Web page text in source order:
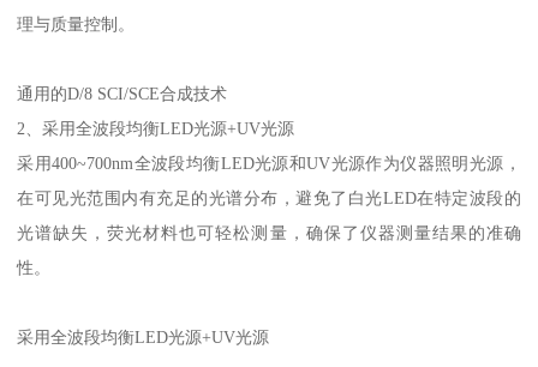
理与质量控制。
通用的D/8 SCI/SCE合成技术
2 、采用全波段均衡LED光源+UV光源
采用400~700nm全波段均衡LED光源和UV光源作为仪器照明光源，
在可见光范围内有充足的光谱分布，避免了白光LED在特定波段的
光谱缺失，荧光材料也可轻松测量， 确保 了仪器测量结果的准确
性。
采用全波段均衡LED光源+UV光源